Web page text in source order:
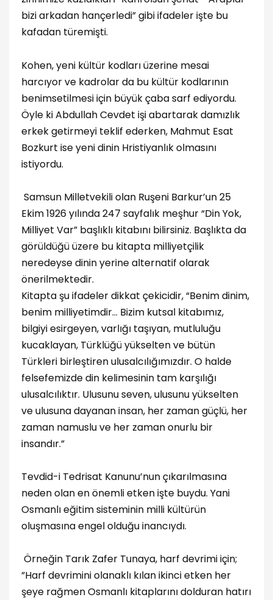
bizi arkadan hançerledi” gibi ifadeler işte bu
kafadan türemişti.
Kohen, yeni kültür kodları üzerine mesai
harcıyor ve kadrolar da bu kültür kodlarının
benimsetilmesi için büyük çaba sarf ediyordu.
Öyle ki Abdullah Cevdet işi abartarak damızlık
erkek getirmeyi teklif ederken, Mahmut Esat
Bozkurt ise yeni dinin Hristiyanlık olmasını
istiyordu.
Samsun Milletvekili olan Ruşeni Barkur’un 25
Ekim 1926 yılında 247 sayfalık meşhur “Din Yok,
Milliyet Var” başlıklı kitabını bilirsiniz. Başlıkta da
görüldüğü üzere bu kitapta milliyetçilik
neredeyse dinin yerine alternatif olarak
önerilmektedir.
Kitapta şu ifadeler dikkat çekicidir, “Benim dinim,
benim milliyetimdir… Bizim kutsal kitabımız,
bilgiyi esirgeyen, varlığı taşıyan, mutluluğu
kucaklayan, Türklüğü yükselten ve bütün
Türkleri birleştiren ulusalcılığımızdır. O halde
felsefemizde din kelimesinin tam karşılığı
ulusalcılıktır. Ulusunu seven, ulusunu yükselten
ve ulusuna dayanan insan, her zaman güçlü, her
zaman namuslu ve her zaman onurlu bir
insandır.”
Tevdid-i Tedrisat Kanunu’nun çıkarılmasına
neden olan en önemli etken işte buydu. Yani
Osmanlı eğitim sisteminin milli kültürün
oluşmasına engel olduğu inancıydı.
Örneğin Tarık Zafer Tunaya, harf devrimi için;
”Harf devrimini olanaklı kılan ikinci etken her
şeye rağmen Osmanlı kitaplarını dolduran hatırı